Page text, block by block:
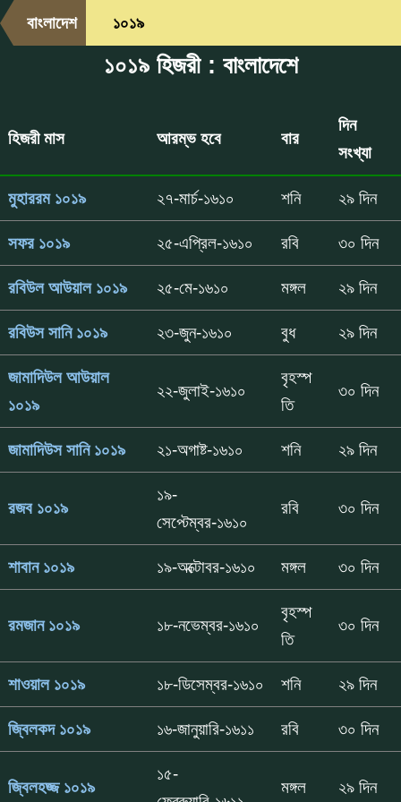
বাংলাদেশ ১০১৯
১০১৯ হিজরী : বাংলাদেশে
হিজরী মাস আরম্ভ হবে বার
দিন
সংখ্যা
মুহাররম ১০১৯ ২৭-মার্চ-১৬১০ শনি ২৯ দিন
সফর ১০১৯ ২৫-এপ্রিল-১৬১০ রবি ৩০ দিন
রবিউল আউয়াল ১০১৯ ২৫-মে-১৬১০ মঙ্গল ২৯ দিন
রবিউস সানি ১০১৯ ২৩-জুন-১৬১০ বুধ ২৯ দিন
জামাদিউল আউয়াল
১০১৯
২২-জুলাই-১৬১০
বৃহস্প
তি
৩০ দিন
জামাদিউস সানি ১০১৯ ২১-অগাষ্ট-১৬১০ শনি ২৯ দিন
রজব ১০১৯
১৯-
সেপ্টেম্বর-১৬১০
রবি ৩০ দিন
শাবান ১০১৯ ১৯-অক্টোবর-১৬১০ মঙ্গল ৩০ দিন
রমজান ১০১৯ ১৮-নভেম্বর-১৬১০
বৃহস্প
তি
৩০ দিন
শাওয়াল ১০১৯ ১৮-ডিসেম্বর-১৬১০ শনি ২৯ দিন
জ্বিলকদ ১০১৯ ১৬-জানুয়ারি-১৬১১ রবি ৩০ দিন
জ্বিলহজ্জ ১০১৯
১৫-
মঙ্গল ২৯ দিন